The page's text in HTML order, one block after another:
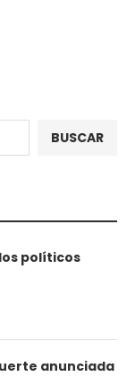
BUSCAR
políticos
anunciada